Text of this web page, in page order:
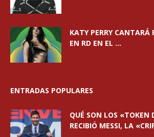
KATY PERRY CANTARÁ
EN RD EN EL ...
ENTRADAS POPULARES
QUÉ SON LOS «TOKEN
RECIBIÓ MESSI, LA